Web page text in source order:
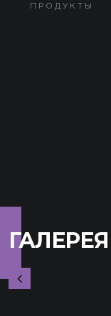
ПРОДУКТЫ
ГАЛЕРЕЯ